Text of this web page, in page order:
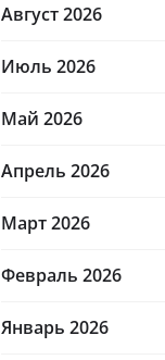
Август 2026
Июль 2026
Май 2026
Апрель 2026
Март 2026
Февраль 2026
Январь 2026